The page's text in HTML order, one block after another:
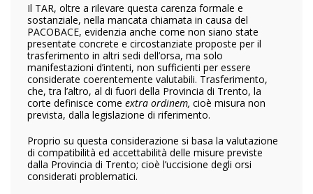
Il TAR, oltre a rilevare questa carenza formale e
sostanziale, nella mancata chiamata in causa del
PACOBACE, evidenzia anche come non siano state
presentate concrete e circostanziate proposte per il
trasferimento in altri sedi dell’orsa, ma solo
manifestazioni d’intenti, non sufficienti per essere
considerate coerentemente valutabili. Trasferimento,
che, tra l’altro, al di fuori della Provincia di Trento, la
corte definisce come extra ordinem, cioè misura non
prevista, dalla legislazione di riferimento.
Proprio su questa considerazione si basa la valutazione
di compatibilità ed accettabilità delle misure previste
dalla Provincia di Trento; cioè l’uccisione degli orsi
considerati problematici.